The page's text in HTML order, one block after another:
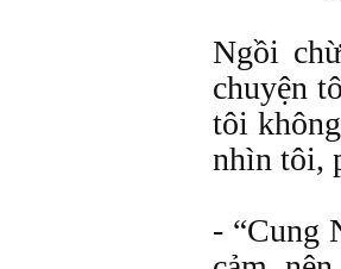
Ngồi
chuyện
tôi
nhìn tôi,
- “Cung